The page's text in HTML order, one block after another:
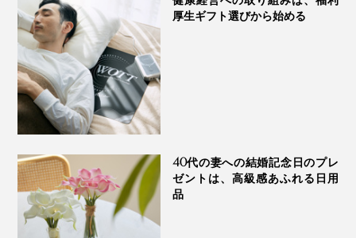
厚生ギフト選びから始める
40代の妻への結婚記念日のプレ
ゼントは、高級感あふれる日用
品